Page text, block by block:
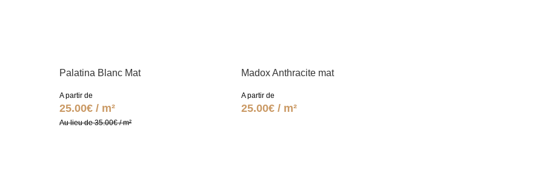
Palatina Blanc Mat
A partir de
25.00€ / m²
Au lieu de 35.00€ / m²
Madox Anthracite mat
A partir de
25.00€ / m²